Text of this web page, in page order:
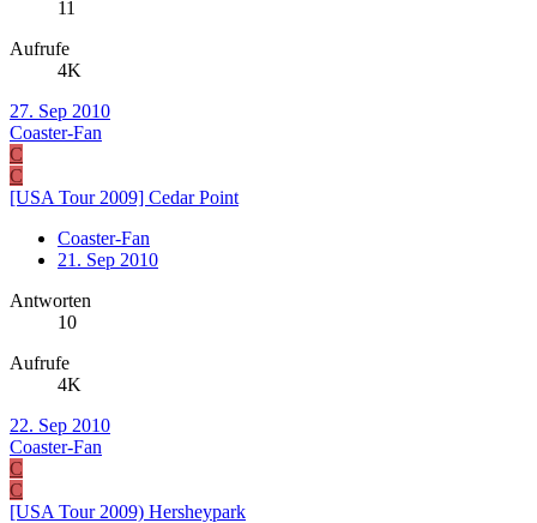
11
Aufrufe
4K
27. Sep 2010
Coaster-Fan
C
C
[USA Tour 2009] Cedar Point
Coaster-Fan
21. Sep 2010
Antworten
10
Aufrufe
4K
22. Sep 2010
Coaster-Fan
C
C
[USA Tour 2009) Hersheypark